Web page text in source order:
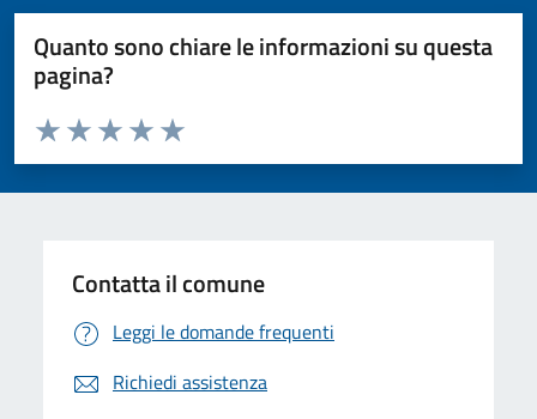
Quanto sono chiare le informazioni su questa
pagina?
Valuta da 1 a 5 stelle la pagina
Valuta 5 stelle su 5
Valuta 4 stelle su 5
Valuta 3 stelle su 5
Valuta 2 stelle su 5
Valuta 1 stelle su 5
Contatta il comune
Leggi le domande frequenti
Richiedi assistenza